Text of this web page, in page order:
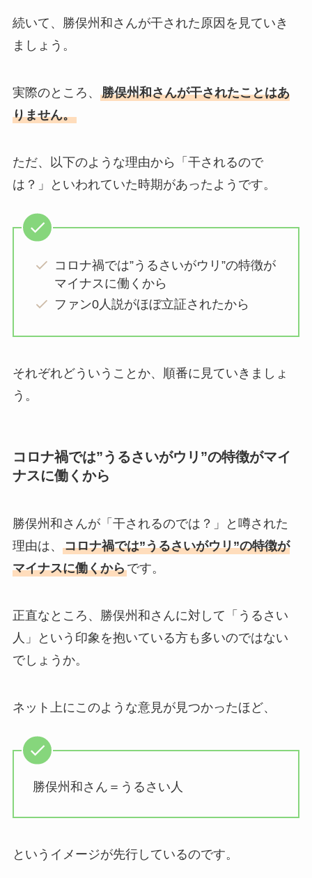
続いて、勝俣州和さんが干された原因を見ていき
ましょう。
実際のところ、 勝俣州和さんが干されたことはあ
りません。
ただ、以下のような理由から「干されるので
は？」といわれていた時期があったようです。
コロナ禍では”うるさいがウリ”の特徴が
マイナスに働くから
ファン0人説がほぼ立証されたから
それぞれどういうことか、順番に見ていきましょ
う。
コロナ禍では”うるさいがウリ”の特徴がマイ
ナスに働くから
勝俣州和さんが「干されるのでは？」と噂された
理由は、 コロナ禍では”うるさいがウリ”の特徴が
マイナスに働くからです。
正直なところ、勝俣州和さんに対して「うるさい
人」という印象を抱いている方も多いのではない
でしょうか。
ネット上にこのような意見が見つかったほど、
勝俣州和さん＝うるさい人
というイメージが先行しているのです。